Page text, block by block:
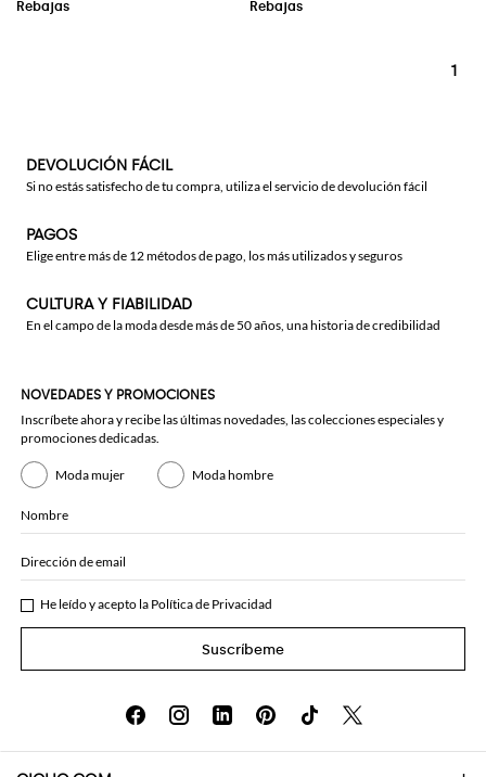
1
DEVOLUCIÓN FÁCIL
Si no estás satisfecho de tu compra, utiliza el servicio de devolución fácil
PAGOS
Elige entre más de 12 métodos de pago, los más utilizados y seguros
CULTURA Y FIABILIDAD
En el campo de la moda desde más de 50 años, una historia de credibilidad
NOVEDADES Y PROMOCIONES
Inscríbete ahora y recibe las últimas novedades, las colecciones especiales y
promociones dedicadas.
Moda mujer Moda hombre
Nombre
Dirección de email
He leído y acepto la Política de Privacidad
Suscríbeme